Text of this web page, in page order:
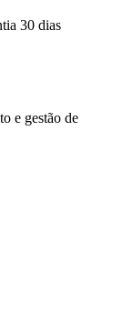
30 dias
e gestão de